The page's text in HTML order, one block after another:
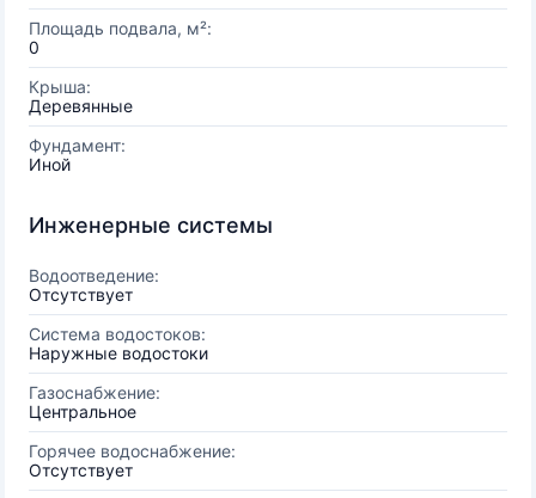
Площадь подвала, м²:
0
Крыша:
Деревянные
Фундамент:
Иной
Инженерные системы
Водоотведение:
Отсутствует
Система водостоков:
Наружные водостоки
Газоснабжение:
Центральное
Горячее водоснабжение:
Отсутствует